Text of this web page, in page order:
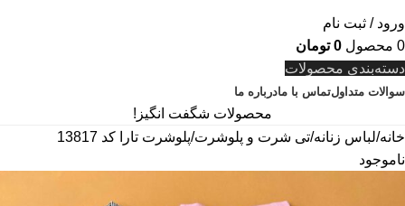
ورود / ثبت نام
0 محصول 0 تومان
دسته‌بندی محصولات
سوالات متداولتماس با مادرباره ما
محصولات شگفت انگیز!
خانه لباس زنانه تی شرت و پلوشرت پلوشرت تارا کد 13817
ناموجود